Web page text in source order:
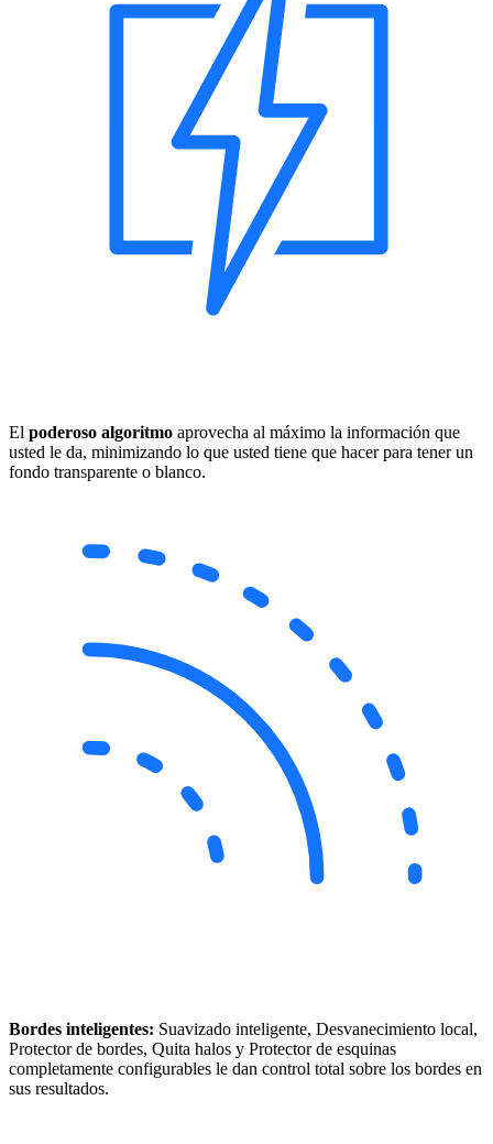
El poderoso algoritmo aprovecha al máximo la información que
usted le da, minimizando lo que usted tiene que hacer para tener un
fondo transparente o blanco.
Bordes inteligentes: Suavizado inteligente, Desvanecimiento local,
Protector de bordes, Quita halos y Protector de esquinas
completamente configurables le dan control total sobre los bordes en
sus resultados.